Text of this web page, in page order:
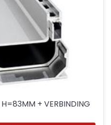
ALU SIDE DRAIN 40 L=1M H=83MM + VERBINDING